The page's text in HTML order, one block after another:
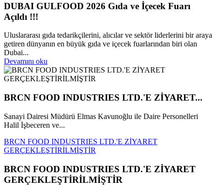
DUBAI GULFOOD 2026 Gıda ve İçecek Fuarı
Açıldı !!!
Uluslararası gıda tedarikçilerini, alıcılar ve sektör liderlerini bir araya
getiren dünyanın en büyük gıda ve içecek fuarlarından biri olan
Dubai...
Devamını oku
BRCN FOOD INDUSTRIES LTD.'E ZİYARET...
Sanayi Dairesi Müdürü Elmas Kavunoğlu ile Daire Personelleri
Halil İşbeceren ve...
BRCN FOOD INDUSTRIES LTD.'E ZİYARET
GERÇEKLEŞTİRİLMİŞTİR
BRCN FOOD INDUSTRIES LTD.'E ZİYARET
GERÇEKLEŞTİRİLMİŞTİR